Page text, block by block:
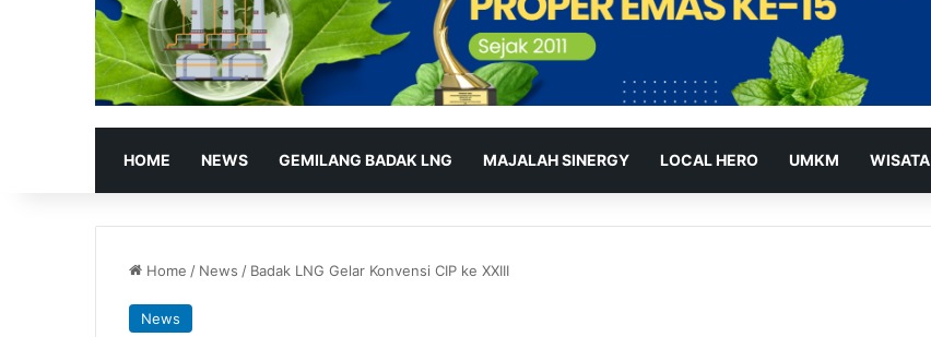
HOME NEWS GEMILANG BADAK LNG MAJALAH SINERGY LOCAL HERO UMKM WISATA
Home / News / Badak LNG Gelar Konvensi CIP ke XXIII
News